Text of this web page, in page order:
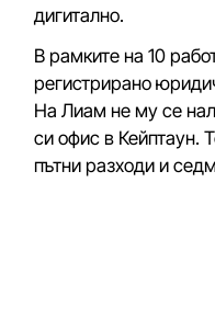
дигитално.
В рамките на 10
регистрирано
На Лиам не му се
си офис в Кейптаун.
пътни разходи и